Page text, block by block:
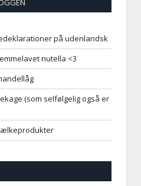
på udenlandsk
nutella <3
(som selfølgelig også er